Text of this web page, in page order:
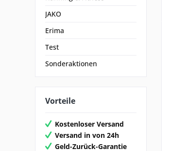
JAKO
Erima
Test
Sonderaktionen
Vorteile
Kostenloser Versand
Versand in von 24h
Geld-Zurück-Garantie